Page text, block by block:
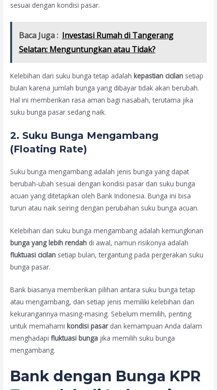
sesuai dengan kondisi pasar.
Baca Juga : Investasi Rumah di Tangerang
Selatan: Menguntungkan atau Tidak?
Kelebihan dari suku bunga tetap adalahkepastian cicilan setiap
bulan karena jumlah bunga yang dibayar tidak akan berubah.
Hal ini memberikan rasa aman bagi nasabah, terutama jika
suku bunga pasar sedang naik.
2. Suku Bunga Mengambang
(Floating Rate)
Suku bunga mengambang adalah jenis bunga yang dapat
berubah-ubah sesuai dengan kondisi pasar dan suku bunga
acuan yang ditetapkan oleh Bank Indonesia. Bunga ini bisa
turun atau naik seiring dengan perubahan suku bunga acuan.
Kelebihan dari suku bunga mengambang adalah kemungkinan
bunga yang lebih rendah di awal, namun risikonya adalah
fluktuasi cicilan setiap bulan, tergantung pada pergerakan suku
bunga pasar.
Bank biasanya memberikan pilihan antara suku bunga tetap
atau mengambang, dan setiap jenis memiliki kelebihan dan
kekurangannya masing-masing. Sebelum memilih, penting
untuk memahamikondisi pasardan kemampuan Anda dalam
menghadapifluktuasi bunga jika memilih suku bunga
mengambang.
Bank dengan Bunga KPR